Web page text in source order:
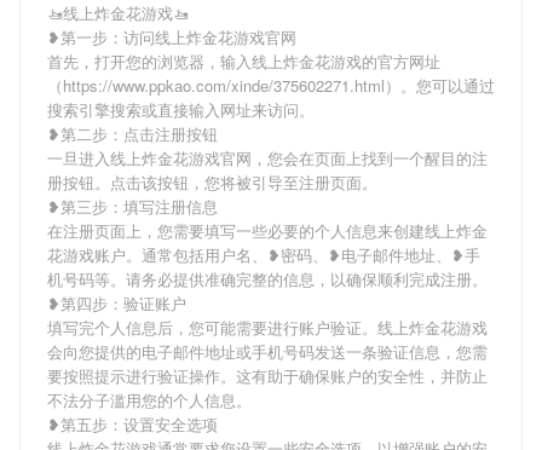
🚤线上炸金花游戏🚤
❥第一步：访问线上炸金花游戏官网
首先，打开您的浏览器，输入线上炸金花游戏的官方网址
（https://www.ppkao.com/xinde/375602271.html）。您可以通过
搜索引擎搜索或直接输入网址来访问。
❥第二步：点击注册按钮
一旦进入线上炸金花游戏官网，您会在页面上找到一个醒目的注
册按钮。点击该按钮，您将被引导至注册页面。
❥第三步：填写注册信息
在注册页面上，您需要填写一些必要的个人信息来创建线上炸金
花游戏账户。通常包括用户名、❥密码、❥电子邮件地址、❥手
机号码等。请务必提供准确完整的信息，以确保顺利完成注册。
❥第四步：验证账户
填写完个人信息后，您可能需要进行账户验证。线上炸金花游戏
会向您提供的电子邮件地址或手机号码发送一条验证信息，您需
要按照提示进行验证操作。这有助于确保账户的安全性，并防止
不法分子滥用您的个人信息。
❥第五步：设置安全选项